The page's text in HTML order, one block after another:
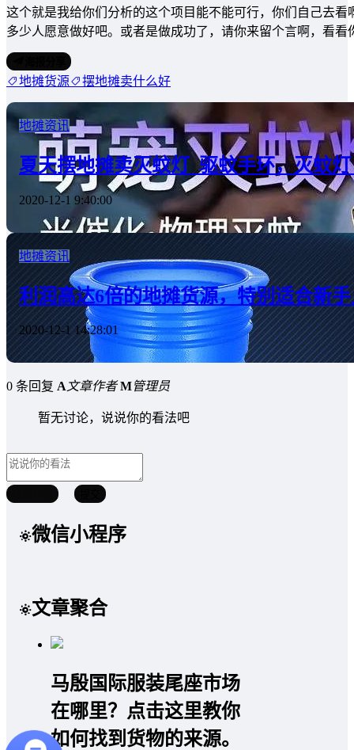
这个就是我给你们分析的这个项目能不能可行，你们自己去
多少人愿意做好吧。或者是做成功了，请你来留个言啊，看
地摊货源 摆地摊卖什么好
地摊资讯
夏天摆地摊卖灭蚊灯_驱蚊手环，灭蚊
2020-12-1 9:40:00
地摊资讯
利润高达6倍的地摊货源，特别适合新
2020-12-1 14:28:01
0 条回复 A文章作者 M管理员
暂无讨论，说说你的看法吧
微信小程序
文章聚合
马殷国际服装尾座市场
在哪里？点击这里教你
如何找到货物的来源。